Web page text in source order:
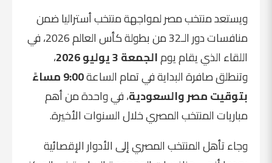
ويستعد منتخب مصر لمواجهة منتخب أستراليا ضمن
منافسات دور الـ32 من بطولة كأس العالم 2026، في
اللقاء الذي يقام يومالجمعة 3 يوليو 2026
،
وتنطلق صافرة البداية في تمام الساعة
9:00 مساءً
بتوقيت مصر والسعودية، في واحدة من أهم
مباريات المنتخب المصري خلال السنوات الأخيرة.
وجاء تأهل المنتخب المصري إلى الأدوار الإقصائية